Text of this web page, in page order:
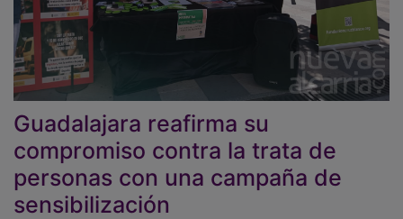
Guadalajara reafirma su
compromiso contra la trata de
personas con una campaña de
sensibilización